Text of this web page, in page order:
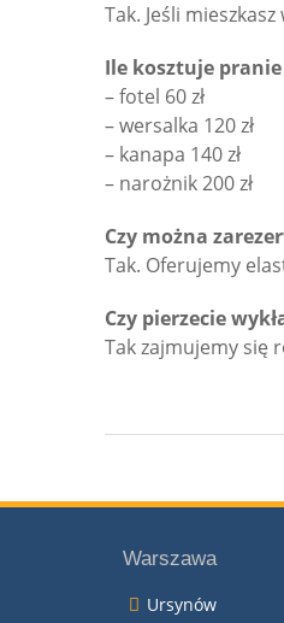
Tak. Jeśli
Ile kosztuje
– fotel 60 zł
– wersalka 120 zł
– kanapa 140 zł
– narożnik 200 zł
Czy można
Tak. Oferujemy
Czy pierzecie
Tak zajmujemy się
Warszawa
Ursynów